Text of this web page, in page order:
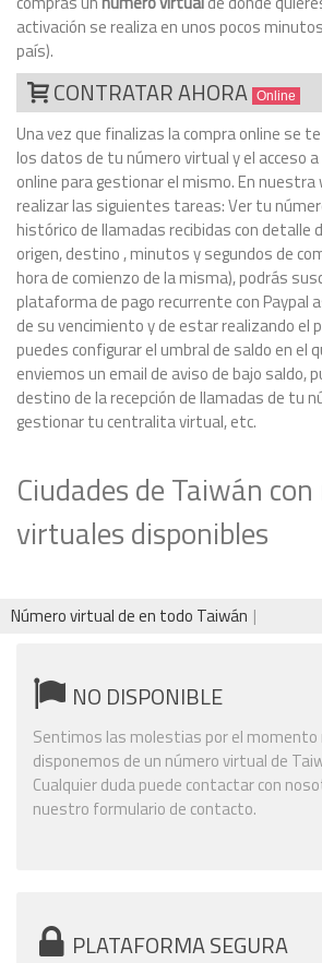
activación se realiza en unos pocos
país).
CONTRATAR AHORA Online
Una vez que finalizas la compra online se
los datos de tu número virtual y el acceso
online para gestionar el mismo. En nuestra
realizar las siguientes tareas: Ver tu
histórico de llamadas recibidas con detalle
origen, destino , minutos y segundos de
hora de comienzo de la misma), podrás
plataforma de pago recurrente con Paypal
de su vencimiento y de estar realizando el
puedes configurar el umbral de saldo en el
enviemos un email de aviso de bajo saldo,
destino de la recepción de llamadas de tu
gestionar tu centralita virtual, etc.
Ciudades de Taiwán
virtuales disponibles
Número virtual de en todo Taiwán
NO DISPONIBLE
Sentimos las molestias por el momento
disponemos de un número virtual de
Cualquier duda puede contactar con
nuestro formulario de contacto.
PLATAFORMA SEGURA